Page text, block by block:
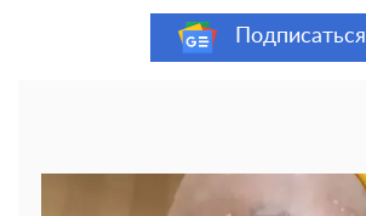
Подписаться